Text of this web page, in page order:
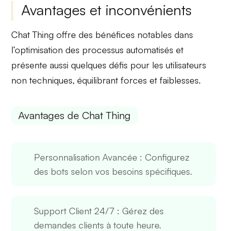
Avantages et inconvénients
Chat Thing offre des bénéfices notables dans
l’optimisation des processus automatisés et
présente aussi quelquesdéfis pour les utilisateurs
non techniques, équilibrantforces etfaiblesses.
Avantages de Chat Thing
Personnalisation Avancée : Configurez
des bots selon vos besoins spécifiques.
Support Client 24/7 : Gérez des
demandes clients à toute heure.